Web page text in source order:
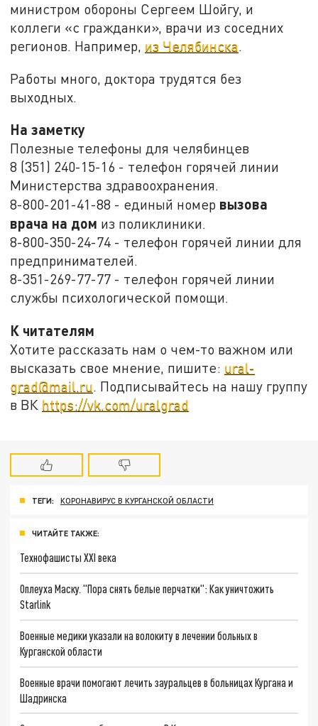
министром обороны Сергеем Шойгу, и
коллеги «с гражданки», врачи из соседних
регионов. Например, из Челябинска.
Работы много, доктора трудятся без
выходных.
На заметку
Полезные телефоны для челябинцев
8 (351) 240-15-16 - телефон горячей линии
Министерства здравоохранения.
8-800-201-41-88 - единый номер вызова
врача на дом из поликлиники.
8-800-350-24-74 - телефон горячей линии для
предпринимателей.
8-351-269-77-77 - телефон горячей линии
службы психологической помощи.
К читателям
Хотите рассказать нам о чем-то важном или
высказать свое мнение, пишите: ural-
grad@mail.ru. Подписывайтесь на нашу группу
в ВК https://vk.com/uralgrad
ТЕГИ: КОРОНАВИРУС В КУРГАНСКОЙ ОБЛАСТИ
ЧИТАЙТЕ ТАКЖЕ:
Технофашисты XXI века
Оплеуха Маску. "Пора снять белые перчатки": Как уничтожить
Starlink
Военные медики указали на волокиту в лечении больных в
Курганской области
Военные врачи помогают лечить зауральцев в больницах Кургана и
Шадринска